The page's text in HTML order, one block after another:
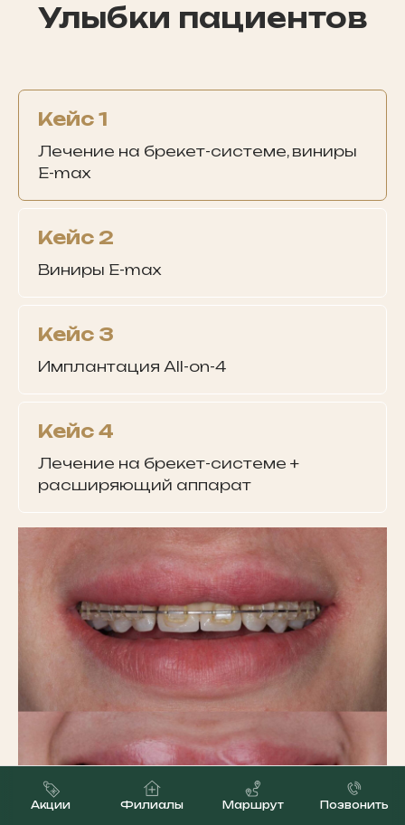
Акции Филиалы Маршрут Позвонить
Улыбки пациентов
Кейс 1
Лечение на брекет-системе, виниры
E-max
Кейс 2
Виниры E-max
Кейс 3
Имплантация All-on-4
Кейс 4
Лечение на брекет-системе +
расширяющий аппарат